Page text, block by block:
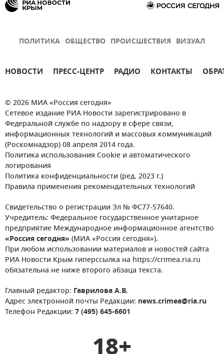
ПОЛИТИКА ОБЩЕСТВО ПРОИСШЕСТВИЯ ВИЗУАЛ
НОВОСТИ ПРЕСС-ЦЕНТР РАДИО КОНТАКТЫ
© 2026 МИА «Россия сегодня»
Сетевое издание РИА Новости зарегистрировано в
Федеральной службе по надзору в сфере связи,
информационных технологий и массовых коммуникаций
(Роскомнадзор) 08 апреля 2014 года.
Политика использования Cookie и автоматического
логирования
Политика конфиденциальности (ред. 2023 г.)
Правила применения рекомендательных технологий
Свидетельство о регистрации Эл № ФС77-57640.
Учредитель: Федеральное государственное унитарное
предприятие Международное информационное агентство
«Россия сегодня» (МИА «Россия сегодня»).
При любом использовании материалов и новостей сайта
РИА Новости Крым гиперссылка на https://crimea.ria.ru
обязательна не ниже второго абзаца текста.
Главный редактор: Гаврилова А.В.
Адрес электронной почты Редакции: news.crimea@ria.ru
Телефон Редакции: 7 (495) 645-6601